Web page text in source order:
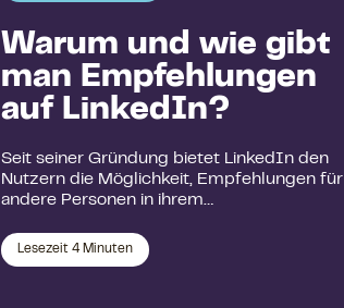
Warum und wie gibt
man Empfehlungen
auf LinkedIn?
Seit seiner Gründung bietet LinkedIn den
Nutzern die Möglichkeit, Empfehlungen für
andere Personen in ihrem…
Lesezeit 4 Minuten